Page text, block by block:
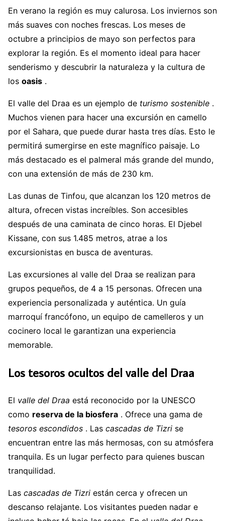
En verano la región es muy calurosa. Los inviernos son
más suaves con noches frescas. Los meses de
octubre a principios de mayo son perfectos para
explorar la región. Es el momento ideal para hacer
senderismo y descubrir la naturaleza y la cultura de
los oasis .
El valle del Draa es un ejemplo de turismo sostenible .
Muchos vienen para hacer una excursión en camello
por el Sahara, que puede durar hasta tres días. Esto le
permitirá sumergirse en este magnífico paisaje. Lo
más destacado es el palmeral más grande del mundo,
con una extensión de más de 230 km.
Las dunas de Tinfou, que alcanzan los 120 metros de
altura, ofrecen vistas increíbles. Son accesibles
después de una caminata de cinco horas. El Djebel
Kissane, con sus 1.485 metros, atrae a los
excursionistas en busca de aventuras.
Las excursiones al valle del Draa se realizan para
grupos pequeños, de 4 a 15 personas. Ofrecen una
experiencia personalizada y auténtica. Un guía
marroquí francófono, un equipo de camelleros y un
cocinero local le garantizan una experiencia
memorable.
Los tesoros ocultos del valle del Draa
El valle del Draa está reconocido por la UNESCO
como reserva de la biosfera . Ofrece una gama de
tesoros escondidos . Las cascadas de Tizri se
encuentran entre las más hermosas, con su atmósfera
tranquila. Es un lugar perfecto para quienes buscan
tranquilidad.
Las cascadas de Tizri están cerca y ofrecen un
descanso relajante. Los visitantes pueden nadar e